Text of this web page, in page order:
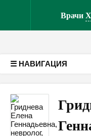
Врачи
☰ НАВИГАЦИЯ